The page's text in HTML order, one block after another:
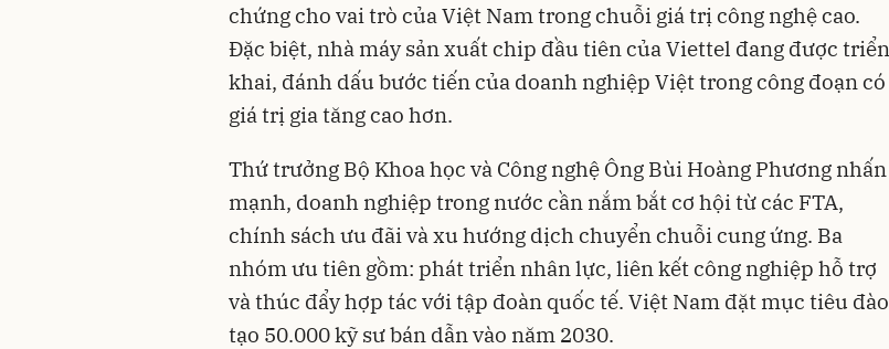
chứng cho vai trò của Việt Nam trong chuỗi giá trị công nghệ cao.
Đặc biệt, nhà máy sản xuất chip đầu tiên của Viettel đang được triển
khai, đánh dấu bước tiến của doanh nghiệp Việt trong công đoạn có
giá trị gia tăng cao hơn.
Thứ trưởng Bộ Khoa học và Công nghệ Ông Bùi Hoàng Phương nhấn
mạnh, doanh nghiệp trong nước cần nắm bắt cơ hội từ các FTA,
chính sách ưu đãi và xu hướng dịch chuyển chuỗi cung ứng. Ba
nhóm ưu tiên gồm: phát triển nhân lực, liên kết công nghiệp hỗ trợ
và thúc đẩy hợp tác với tập đoàn quốc tế. Việt Nam đặt mục tiêu đào
tạo 50.000 kỹ sư bán dẫn vào năm 2030.